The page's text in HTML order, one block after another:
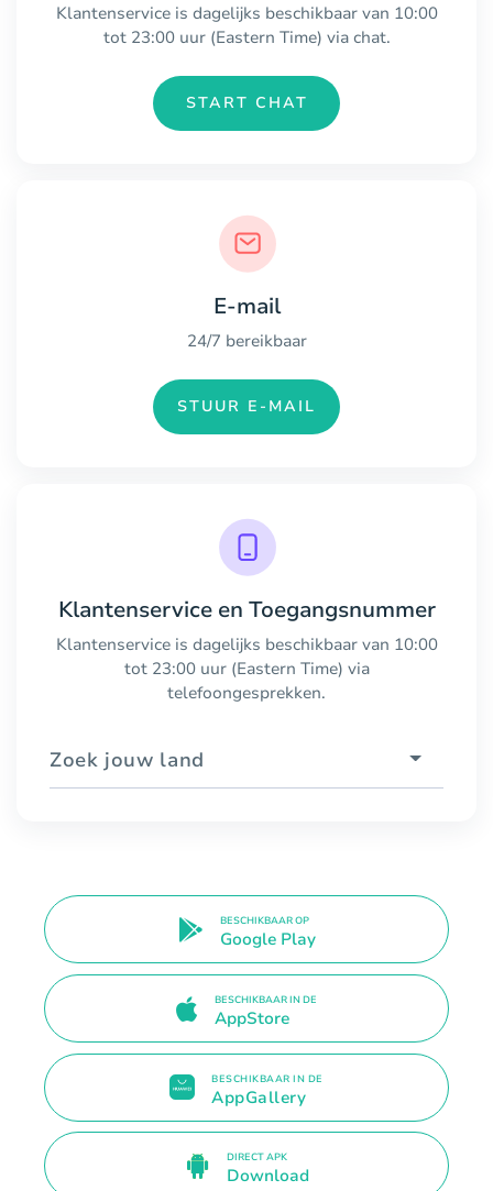
Klantenservice is dagelijks beschikbaar van 10:00
tot 23:00 uur (Eastern Time) via chat.
START CHAT
E-mail
24/7 bereikbaar
STUUR E-MAIL
Klantenservice en Toegangsnummer
Klantenservice is dagelijks beschikbaar van 10:00
tot 23:00 uur (Eastern Time) via
telefoongesprekken.
Zoek jouw land
BESCHIKBAAR OP
Google Play
BESCHIKBAAR IN DE
AppStore
BESCHIKBAAR IN DE
AppGallery
DIRECT APK
Download